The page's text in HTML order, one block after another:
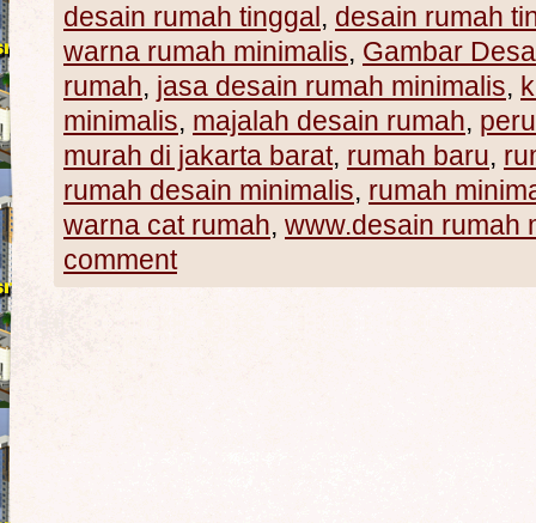
desain rumah tinggal, desain rumah
warna rumah minimalis, Gambar
rumah, jasa desain rumah minimalis,
minimalis, majalah desain rumah,
murah di jakarta barat, rumah baru,
rumah desain minimalis, rumah
warna cat rumah, www.desain rumah
comment